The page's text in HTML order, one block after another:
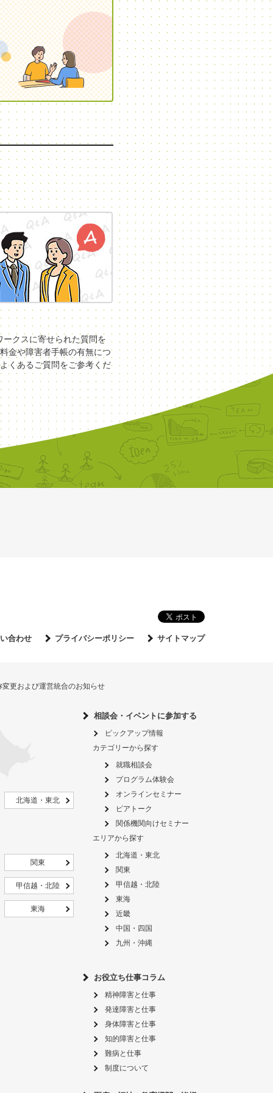
ークスに寄せられた質問を
金や障害者手帳の有無につ
くあるご質問をご参考くだ
合わせ プライバシーポリシー サイトマップ
更および運営統合のお知らせ
北海道・東北
関東
甲信越・北陸
東海
相談会・イベントに参加する
ピックアップ情報
カテゴリーから探す
就職相談会
プログラム体験会
オンラインセミナー
ピアトーク
関係機関向けセミナー
エリアから探す
北海道・東北
関東
甲信越・北陸
東海
近畿
中国・四国
九州・沖縄
お役立ち仕事コラム
精神障害と仕事
発達障害と仕事
身体障害と仕事
知的障害と仕事
難病と仕事
制度について